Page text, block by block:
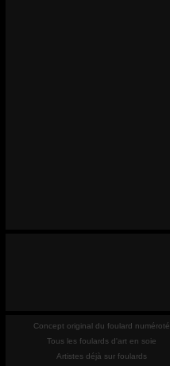
Concept original du foulard numéroté
Tous les foulards d'art en soie
Artistes déjà sur foulards